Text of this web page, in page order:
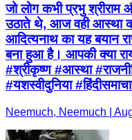
जो लोग कभी प्रभु
उठाते थे, आज वही आस्था
आदित्यनाथ का यह बयान
बना हुआ है। आपकी क्या
#श्रीकृष्ण #आस्था
#यशस्वीदुनिया
Neemuch, Neemuch |